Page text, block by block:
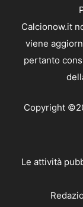
Calcionow.it
viene
pertanto
Copyright
Le attività